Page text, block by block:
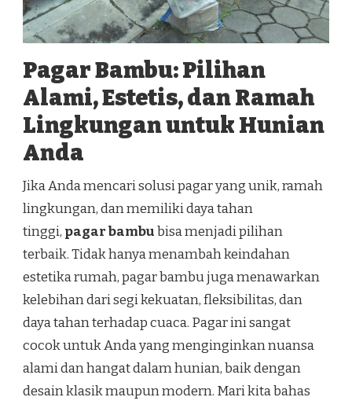
Pagar Bambu: Pilihan
Alami, Estetis, dan Ramah
Lingkungan untuk Hunian
Anda
Jika Anda mencari solusi pagar yang unik, ramah
lingkungan, dan memiliki daya tahan
tinggi, pagar bambubisa menjadi pilihan
terbaik. Tidak hanya menambah keindahan
estetika rumah, pagar bambu juga menawarkan
kelebihan dari segi kekuatan, fleksibilitas, dan
daya tahan terhadap cuaca. Pagar ini sangat
cocok untuk Anda yang menginginkan nuansa
alami dan hangat dalam hunian, baik dengan
desain klasik maupun modern. Mari kita bahas